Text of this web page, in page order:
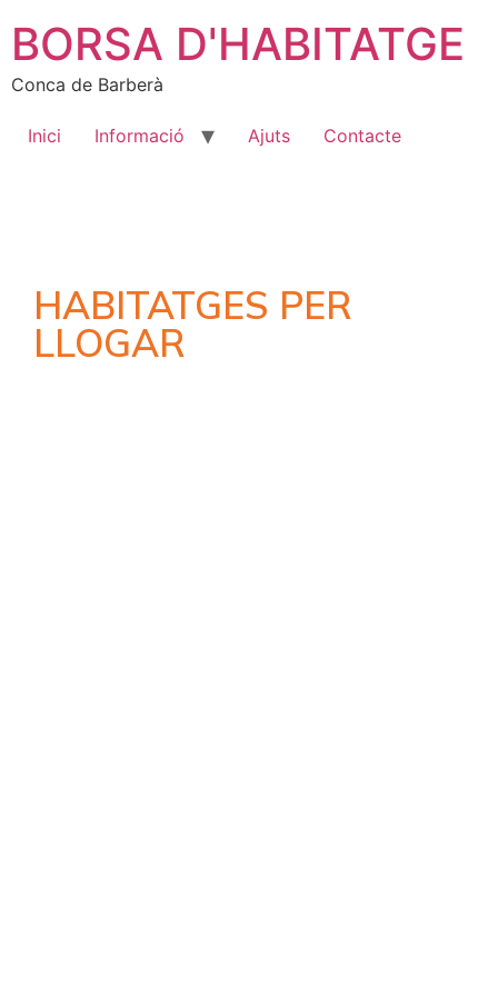
BORSA D'HABITATGE
Conca de Barberà
Inici Informació Ajuts Contacte
HABITATGES PER
LLOGAR